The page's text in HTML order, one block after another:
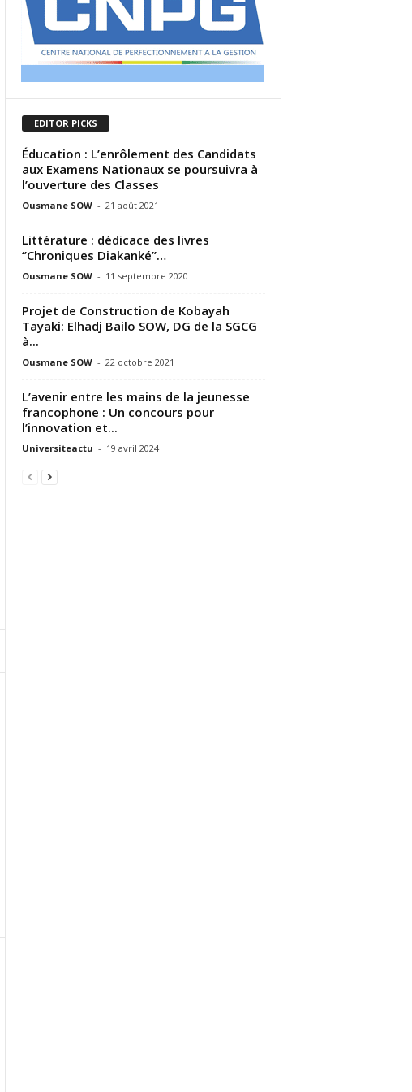
EDITOR PICKS
Éducation : L’enrôlement des Candidats
aux Examens Nationaux se poursuivra à
l’ouverture des Classes
Ousmane SOW - 21 août 2021
Littérature : dédicace des livres
‘’Chroniques Diakanké’’…
Ousmane SOW - 11 septembre 2020
Projet de Construction de Kobayah
Tayaki: Elhadj Bailo SOW, DG de la SGCG
à...
Ousmane SOW - 22 octobre 2021
L’avenir entre les mains de la jeunesse
francophone : Un concours pour
l’innovation et...
Universiteactu - 19 avril 2024